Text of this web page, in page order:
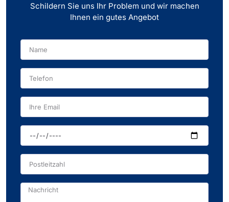
Schildern Sie uns Ihr Problem und wir machen
Ihnen ein gutes Angebot